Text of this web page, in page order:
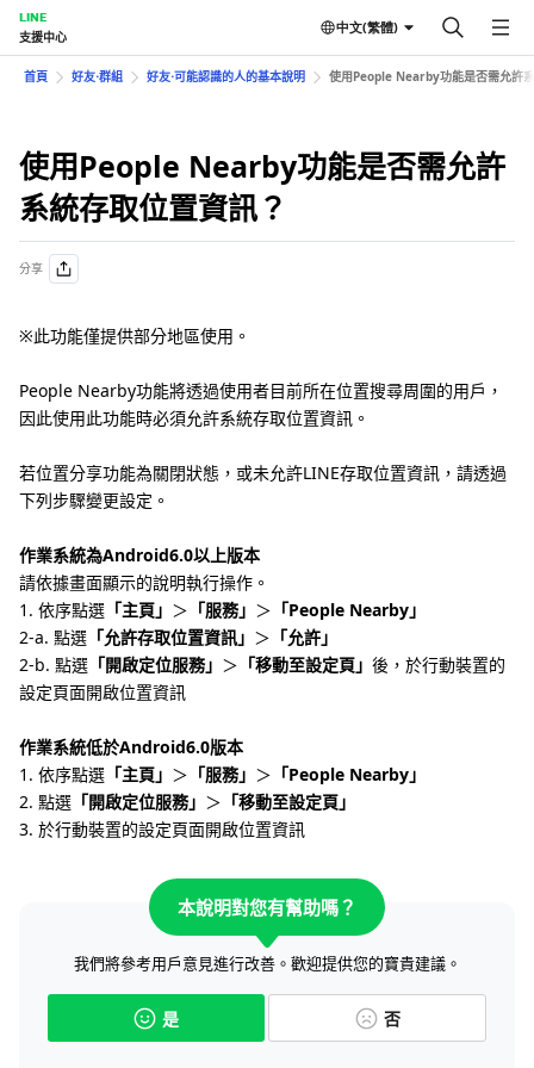
LINE
支援中心
中文(繁體)
首頁 好友⋅群組 好友⋅可能認識的人的基本說明 使用People Nearby功能是否需允許
使用People Nearby功能是否需允許
系統存取位置資訊？
分享
※此功能僅提供部分地區使用。
People Nearby功能將透過使用者目前所在位置搜尋周圍的用戶，
因此使用此功能時必須允許系統存取位置資訊。
若位置分享功能為關閉狀態，或未允許LINE存取位置資訊，請透過
下列步驟變更設定。
作業系統為Android6.0以上版本
請依據畫面顯示的說明執行操作。
1. 依序點選 「主頁」 ＞ 「服務」 ＞ 「People Nearby」
2-a. 點選 「允許存取位置資訊」 ＞ 「允許」
2-b. 點選 「開啟定位服務」 ＞ 「移動至設定頁」 後，於行動裝置的
設定頁面開啟位置資訊
作業系統低於Android6.0版本
1. 依序點選 「主頁」 ＞ 「服務」 ＞ 「People Nearby」
2. 點選 「開啟定位服務」 ＞ 「移動至設定頁」
3. 於行動裝置的設定頁面開啟位置資訊
本說明對您有幫助嗎？
我們將參考用戶意見進行改善。歡迎提供您的寶貴建議。
是 否